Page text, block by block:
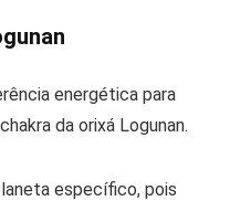
específico, pois